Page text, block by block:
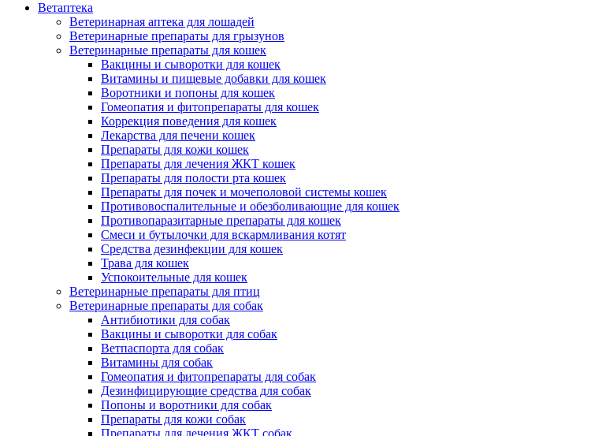
Ветаптека
Ветеринарная аптека для лошадей
Ветеринарные препараты для грызунов
Ветеринарные препараты для кошек
Вакцины и сыворотки для кошек
Витамины и пищевые добавки для кошек
Воротники и попоны для кошек
Гомеопатия и фитопрепараты для кошек
Коррекция поведения для кошек
Лекарства для печени кошек
Препараты для кожи кошек
Препараты для лечения ЖКТ кошек
Препараты для полости рта кошек
Препараты для почек и мочеполовой системы кошек
Противовоспалительные и обезболивающие для кошек
Противопаразитарные препараты для кошек
Смеси и бутылочки для вскармливания котят
Средства дезинфекции для кошек
Трава для кошек
Успокоительные для кошек
Ветеринарные препараты для птиц
Ветеринарные препараты для собак
Антибиотики для собак
Вакцины и сыворотки для собак
Ветпаспорта для собак
Витамины для собак
Гомеопатия и фитопрепараты для собак
Дезинфицирующие средства для собак
Попоны и воротники для собак
Препараты для кожи собак
Препараты для лечения ЖКТ собак